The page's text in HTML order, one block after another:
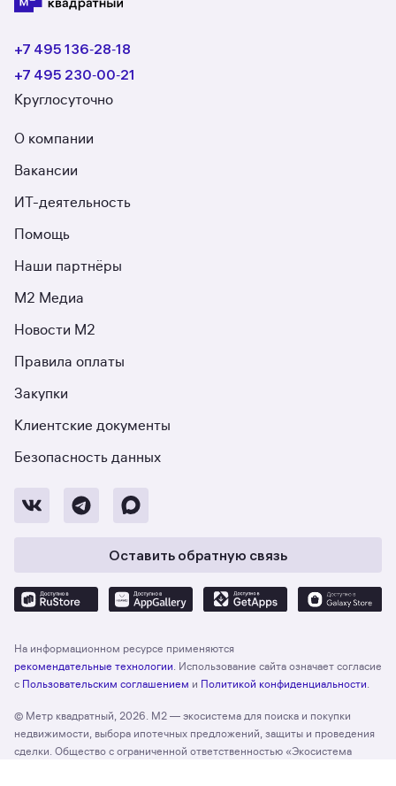
+7 495 136‑28‑18
+7 495 230‑00‑21
Круглосуточно
О компании
Вакансии
ИТ-деятельность
Помощь
Наши партнёры
М2 Медиа
Новости М2
Правила оплаты
Закупки
Клиентские документы
Безопасность данных
Оставить обратную связь
На информационном ресурсе применяются
рекомендательные технологии . Использование сайта означает согласие
с Пользовательским соглашением и Политикой конфиденциальности
© Метр квадратный, 2026. М2 — экосистема для поиска и покупки
недвижимости, выбора ипотечных предложений, защиты и проведения
сделки. Общество с ограниченной ответственностью «Экосистема